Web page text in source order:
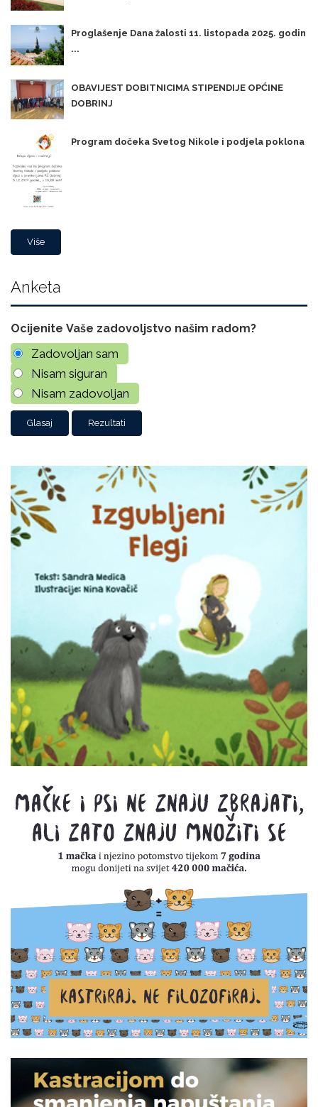
Proglašenje Dana žalosti 11. listopada 2025. godin
...
OBAVIJEST DOBITNICIMA STIPENDIJE OPĆINE
DOBRINJ
Program dočeka Svetog Nikole i podjela poklona
Više
Anketa
Ocijenite Vaše zadovoljstvo našim radom?
Zadovoljan sam
Nisam siguran
Nisam zadovoljan
Rezultati